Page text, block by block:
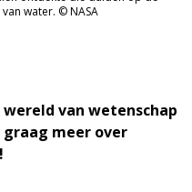
water. © NASA
van wetenschap
meer over
!